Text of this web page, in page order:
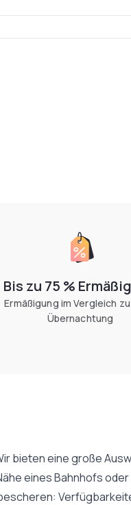
Bis zu 75 %
Ermäßigung im Vergleich
Übernachtung
bieten eine große
eines Bahnhofs oder